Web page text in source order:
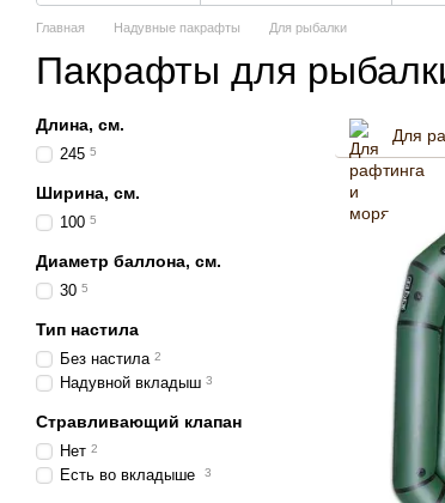
Главная Надувные пакрафты Для рыбалки
Пакрафты для
Для
Длина, см.
245 5
Ширина, см.
100 5
Диаметр баллона, см.
30 5
Тип настила
Без настила 2
Надувной вкладыш 3
Стравливающий клапан
Нет 2
Есть во вкладыше 3